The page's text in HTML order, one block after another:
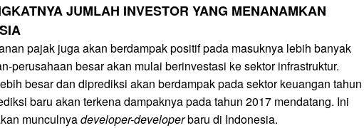
JUMLAH INVESTOR YANG MENANAMKAN
pajak juga akan berdampak positif pada masuknya lebih banyak
perusahaan besar akan mulai berinvestasi ke sektor infrastruktur.
besar dan diprediksi akan berdampak pada sektor keuangan tahun
baru akan terkena dampaknya pada tahun 2017 mendatang. Ini
munculnyadeveloper-developerbaru di Indonesia.